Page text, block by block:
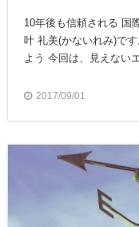
10年後も信頼される 国
叶 礼美(かないれみ)で
よう 今回は、見えない
2017/09/01